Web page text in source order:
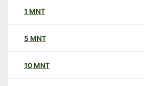
1 MNT
5 MNT
10 MNT